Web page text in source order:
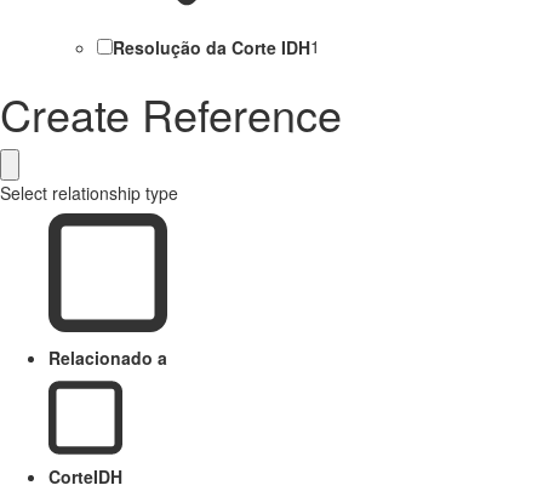
Resolução da Corte IDH1
Create Reference
Select relationship type
Relacionado a
CorteIDH